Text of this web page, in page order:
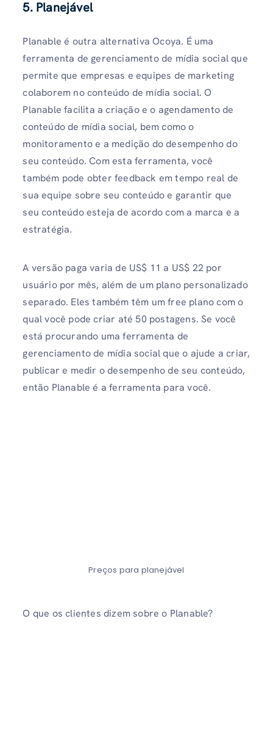
5. Planejável
Planable é outra alternativa Ocoya. É uma
ferramenta de gerenciamento de mídia social que
permite que empresas e equipes de marketing
colaborem no conteúdo de mídia social. O
Planable facilita a criação e o agendamento de
conteúdo de mídia social, bem como o
monitoramento e a medição do desempenho do
seu conteúdo. Com esta ferramenta, você
também pode obter feedback em tempo real de
sua equipe sobre seu conteúdo e garantir que
seu conteúdo esteja de acordo com a marca e a
estratégia.
A versão paga varia de US$ 11 a US$ 22 por
usuário por mês, além de um plano personalizado
separado. Eles também têm um free plano com o
qual você pode criar até 50 postagens. Se você
está procurando uma ferramenta de
gerenciamento de mídia social que o ajude a criar,
publicar e medir o desempenho de seu conteúdo,
então Planable é a ferramenta para você.
Preços para planejável
O que os clientes dizem sobre o Planable?